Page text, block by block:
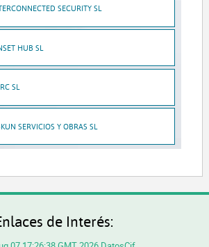
SECURITY SL
HUB SL
SL
SERVICIOS Y OBRAS SL
de Interés: